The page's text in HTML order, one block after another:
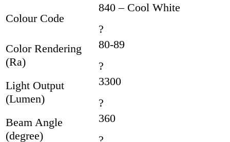
Colour Code
840 – Cool White
?
Color Rendering
(Ra)
80-89
?
Light Output
(Lumen)
3300
?
Beam Angle
(degree)
360